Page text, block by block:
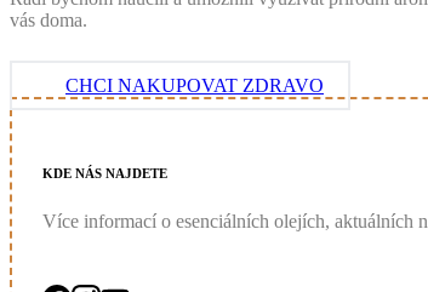
vás doma.
CHCI NAKUPOVAT ZDRAVO
KDE NÁS NAJDETE
Více informací o esenciálních olejích, aktuálních